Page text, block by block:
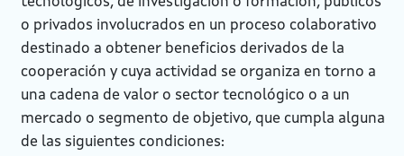
o privados involucrados en un proceso colaborativo
destinado a obtener beneficios derivados de la
cooperación y cuya actividad se organiza en torno a
una cadena de valor o sector tecnológico o a un
mercado o segmento de objetivo, que cumpla alguna
de las siguientes condiciones: